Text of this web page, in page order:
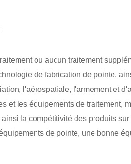
ou aucun traitement
de fabrication de pointe,
l'aérospatiale, l'armement et
et les équipements de traitement,
la compétitivité des produits sur
de pointe, une bonne